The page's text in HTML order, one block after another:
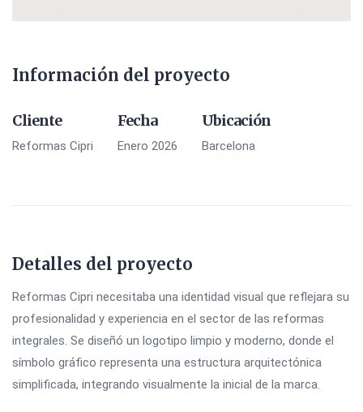
Información del proyecto
Cliente
Reformas Cipri
Fecha
Enero 2026
Ubicación
Barcelona
Detalles del proyecto
Reformas Cipri necesitaba una identidad visual que reflejara su
profesionalidad y experiencia en el sector de las reformas
integrales. Se diseñó un logotipo limpio y moderno, donde el
símbolo gráfico representa una estructura arquitectónica
simplificada, integrando visualmente la inicial de la marca.